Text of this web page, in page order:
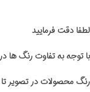
لطفا دقت فرمایید
با توجه به تفاوت رنگ
رنگ محصولات در تصویر تا 20% با واقعیت متفاوت باشد